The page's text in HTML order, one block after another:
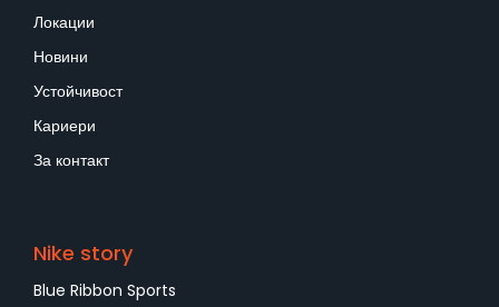
Локации
Новини
Устойчивост
Кариери
За контакт
Nike story
Blue Ribbon Sports